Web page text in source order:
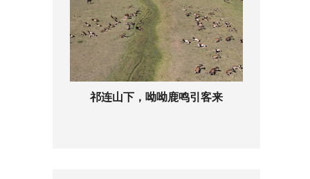
祁连山下，呦呦鹿鸣引客来